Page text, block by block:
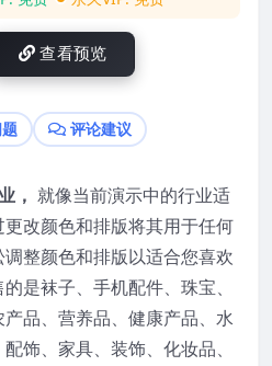
查看预览
评论建议
， 就像当前演示中的行业适
改颜色和排版将其用于任何
整颜色和排版以适合您喜欢
是袜子、手机配件、珠宝、
品、营养品、健康产品、水
饰、家具、装饰、化妆品、